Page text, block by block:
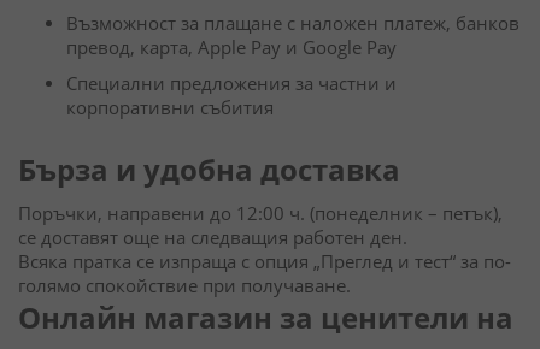
Възможност за плащане с наложен платеж, банков
превод, карта, Apple Pay и Google Pay
Специални предложения за частни и
корпоративни събития
Бърза и удобна доставка
Поръчки, направени до 12:00 ч. (понеделник – петък),
се доставят още на следващия работен ден.
Всяка пратка се изпраща с опция „Преглед и тест“ за по-
голямо спокойствие при получаване.
Онлайн магазин за ценители на